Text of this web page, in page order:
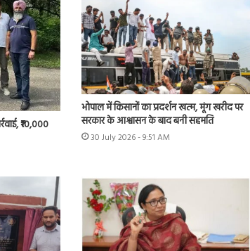
₹10,000
भोपाल में किसानों का प्रदर्शन खत्म, मूंग खरीद पर
सरकार के आश्वासन के बाद बनी सहमति
30 July 2026 - 9:51 AM